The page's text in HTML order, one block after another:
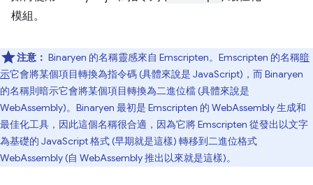
模組。
注意： Binaryen 的名稱靈感來自 Emscripten。Emscripten 的名稱暗
示它會將某個項目轉換為指令碼 (具體來說是 JavaScript)，而 Binaryen
的名稱則暗示它會將某個項目轉換為二進位檔 (具體來說是
WebAssembly)。Binaryen 最初是 Emscripten 的 WebAssembly 生成和
最佳化工具，因此這個名稱很合適，因為它將 Emscripten 從發出以文字
為基礎的 JavaScript 格式 (早期就是這樣) 轉移到二進位格式
WebAssembly (自 WebAssembly 推出以來就是這樣)。